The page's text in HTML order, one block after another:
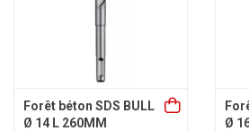
Forêt béton SDS BULL
Ø 14 L 260MM
Ø